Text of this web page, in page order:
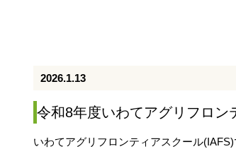
2026.1.13
令和8年度いわてアグリフロ
いわてアグリフロンティアスクール